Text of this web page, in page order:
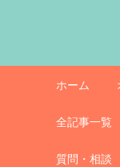
オトクレ
ホーム
全記事一覧
質問・相談